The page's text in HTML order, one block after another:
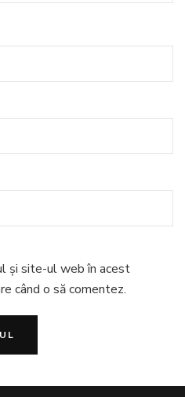
și site-ul web în acest
când o să comentez.